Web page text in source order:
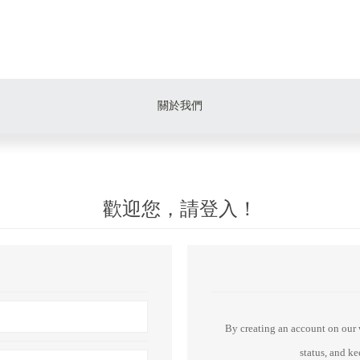
關於我們
歡迎您，請登入！
By creating an account on our
status, and